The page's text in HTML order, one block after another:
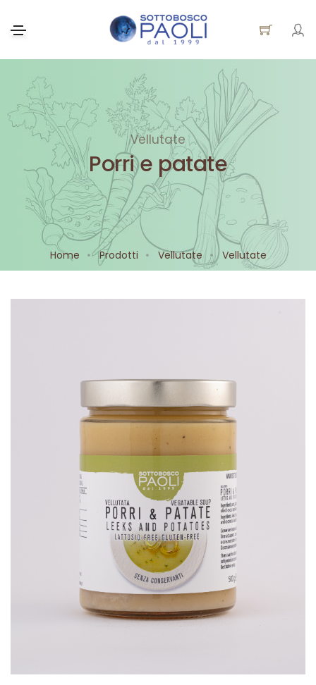
Vellutate
Porri e patate
Home Prodotti Vellutate Vellutate